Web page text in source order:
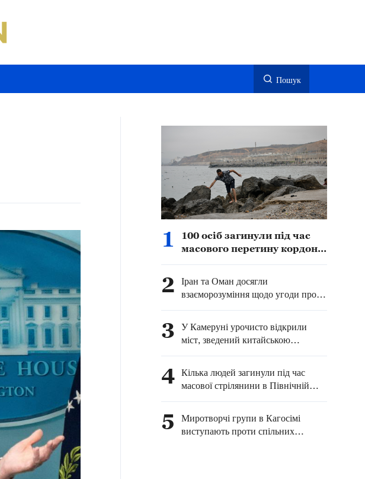
Пошук
1
100 осіб загинули під час
масового перетину кордону
адміністрації
2 Іран та Оман досягли
взаєморозуміння щодо угоди про
відновлення судноплавства в
3 У Камеруні урочисто відкрили
міст, зведений китайською
компанією
4 Кілька людей загинули під час
масової стрілянини в Північній
Кароліні
5
Миротворчі групи в Кагосімі
виступають проти спільних